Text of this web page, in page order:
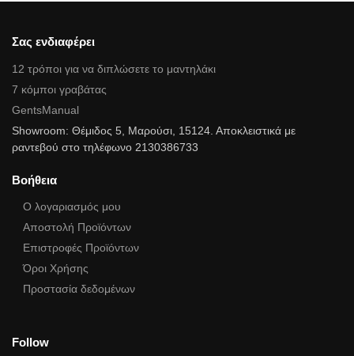
Σας ενδιαφέρει
12 τρόποι για να διπλώσετε το μαντηλάκι
7 κόμποι γραβάτας
GentsManual
Showroom: Θέμιδος 5, Μαρούσι, 15124. Αποκλειστικά με
ραντεβού στο τηλέφωνο 2130386733
Βοήθεια
Ο λογαριασμός μου
Αποστολή Προϊόντων
Επιστροφές Προϊόντων
Όροι Χρήσης
Προστασία δεδομένων
Follow